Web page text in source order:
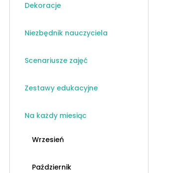
Dekoracje
Niezbędnik nauczyciela
Scenariusze zajęć
Zestawy edukacyjne
Na każdy miesiąc
Wrzesień
Październik